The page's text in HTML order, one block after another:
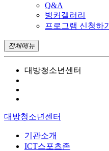
Q&A
벙커갤러리
프로그램 신청하기
전체메뉴
대방청소년센터
대방청소년센터
기관소개
ICT스포츠존